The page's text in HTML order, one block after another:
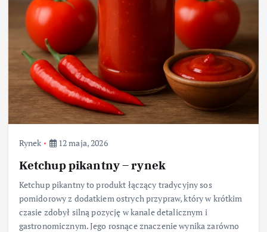
Rynek 12 maja, 2026
Ketchup pikantny – rynek
Ketchup pikantny to produkt łączący tradycyjny sos
pomidorowy z dodatkiem ostrych przypraw, który w krótkim
czasie zdobył silną pozycję w kanale detalicznym i
gastronomicznym. Jego rosnące znaczenie wynika zarówno